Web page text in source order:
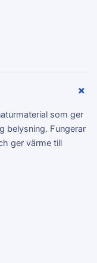
+
som ger
belysning. Fungerar
ger värme till